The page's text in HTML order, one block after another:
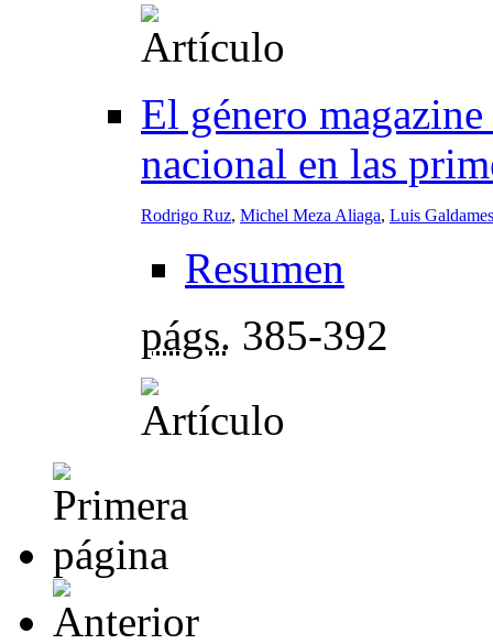
El género
nacional en las
Rodrigo Ruz, Michel Meza Aliaga, Luis
Resumen
págs. 385-392